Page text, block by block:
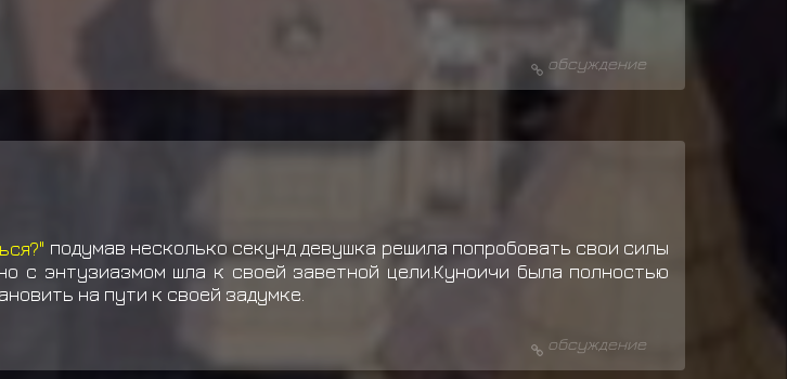
обсуждение
подумав несколько секунд девушка решила попробовать свои силы
с энтузиазмом шла к своей заветной цели.Куноичи была полностью
на пути к своей задумке.
обсуждение